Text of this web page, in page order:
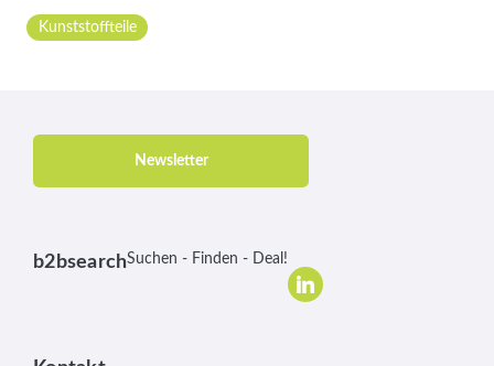
Kunststoffteile
Newsletter
b2bsearchSuchen - Finden - Deal!